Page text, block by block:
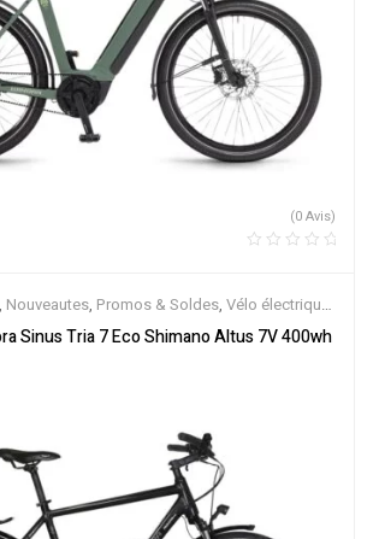
(0 Avis)
, Nouveautes, Promos & Soldes, Vélo électrique
Sinus Tria 7 Eco Shimano Altus 7V 400wh